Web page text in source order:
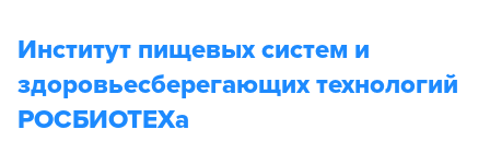
Институт пищевых систем и
здоровьесберегающих технологий
РОСБИОТЕХа